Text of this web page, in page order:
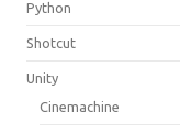
Python
Shotcut
Unity
Cinemachine